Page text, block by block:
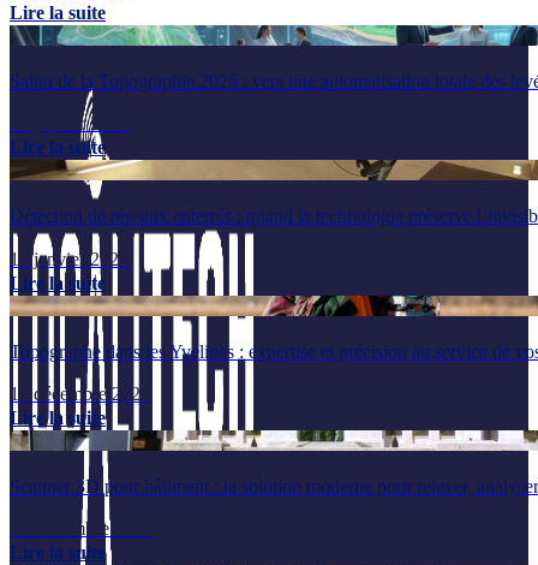
Lire la suite
Salon de la Topographie 2026 : vers une automatisation totale des
29 janvier 2026
Lire la suite
Détection de réseaux enterrés : quand la technologie préserve
14 janvier 2026
Lire la suite
Topographe dans les Yvelines : expertise et précision au service de
17 décembre 2025
Lire la suite
Scanner 3D pour bâtiment : la solution moderne pour relever,
24 novembre 2025
Lire la suite